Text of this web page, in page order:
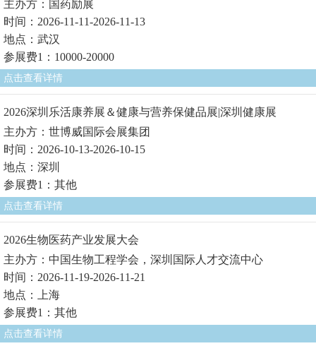
主办方：国药励展
时间：2026-11-11-2026-11-13
地点：武汉
参展费1：10000-20000
点击查看详情
2026深圳乐活康养展＆健康与营养保健品展|深圳健康展
主办方：世博威国际会展集团
时间：2026-10-13-2026-10-15
地点：深圳
参展费1：其他
点击查看详情
2026生物医药产业发展大会
主办方：中国生物工程学会，深圳国际人才交流中心
时间：2026-11-19-2026-11-21
地点：上海
参展费1：其他
点击查看详情